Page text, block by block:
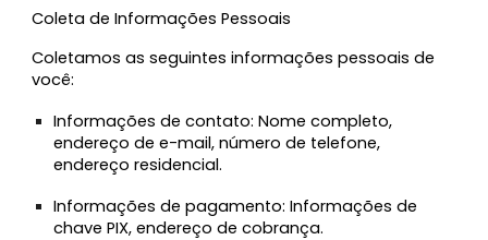
Coleta de Informações Pessoais
Coletamos as seguintes informações pessoais de
você:
Informações de contato: Nome completo,
endereço de e-mail, número de telefone,
endereço residencial.
Informações de pagamento: Informações de
chave PIX, endereço de cobrança.